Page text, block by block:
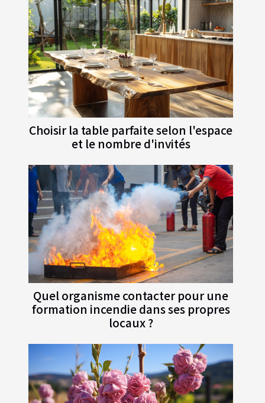
Choisir la table parfaite selon l'espace
et le nombre d'invités
Quel organisme contacter pour une
formation incendie dans ses propres
locaux ?